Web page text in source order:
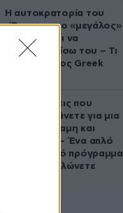
Η αυτοκρατορία του
«Έντικ» και ο «μεγάλος»
που φέρεται να
βρίσκεται πίσω του – Τι
ορίζει ο όρος Greek
Οι 5 ασκήσεις που
πρέπει να κάνετε για μια
ζωή με δύναμη και
αυτονομία – Ένα απλό
αλλά ιδανικό πρόγραμμα
καθώς μεγαλώνετε